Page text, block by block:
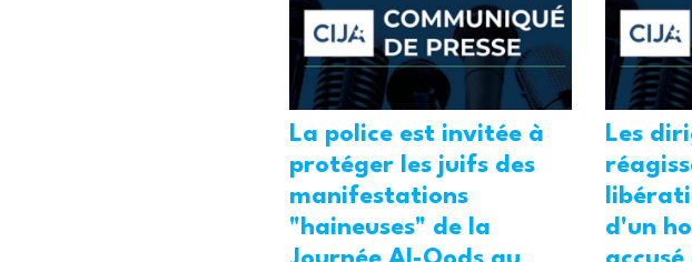
La police est invitée à
protéger les juifs des
manifestations
"haineuses" de la
Les
d'un